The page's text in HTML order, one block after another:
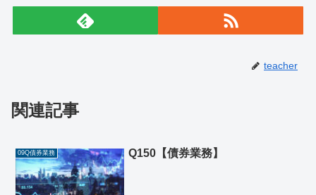
teacher
関連記事
09Q債券業務 Q150【債券業務】